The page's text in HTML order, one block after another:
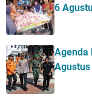
6
Agenda